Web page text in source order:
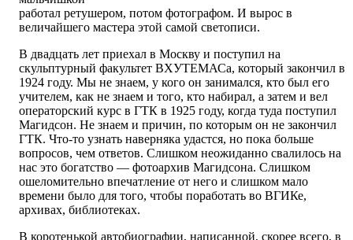
работал ретушером, потом фотографом. И вырос в
величайшего мастера этой самой светописи.
В двадцать лет приехал в Москву и поступил на
скульптурный факультет ВХУТЕМАСа, который закончил в
1924 году. Мы не знаем, у кого он занимался, кто был его
учителем, как не знаем и того, кто набирал, а затем и вел
операторский курс в ГТК в 1925 году, когда туда поступил
Магидсон. Не знаем и причин, по которым он не закончил
ГТК. Что-то узнать наверняка удастся, но пока больше
вопросов, чем ответов. Слишком неожиданно свалилось на
нас это богатство — фотоархив Магидсона. Слишком
ошеломительно впечатление от него и слишком мало
времени было для того, чтобы поработать во ВГИКе,
архивах, библиотеках.
В коротенькой автобиографии, написанной, скорее всего, в